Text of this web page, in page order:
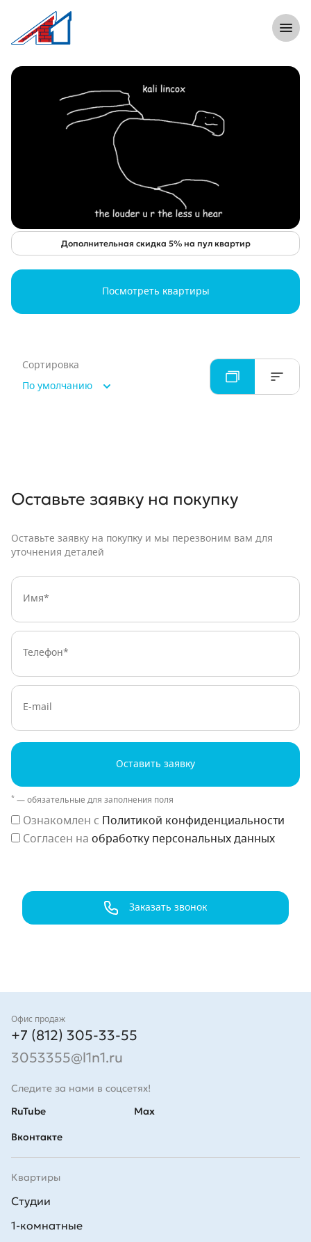
Акция «Дополнительная скидка 5%
Дополнительная скидка 5% на пул квартир
Посмотреть квартиры
Сортировка
По умолчанию
Оставьте заявку на покупку
Оставьте заявку на покупку и мы перезвоним вам для
уточнения деталей
Имя:
Телефон:
E-mail
Оставить заявку
* — обязательные для заполнения поля
Ознакомлен с
Политикой конфиденциальности
Согласен на обработку персональных данных
Заказать звонок
Контакты
Офис продаж
+7 (812) 305-33-55
3053355@l1n1.ru
Следите за нами в соцсетях!
RuTube
Вконтакте
Max
Квартиры
Студии
1-комнатные